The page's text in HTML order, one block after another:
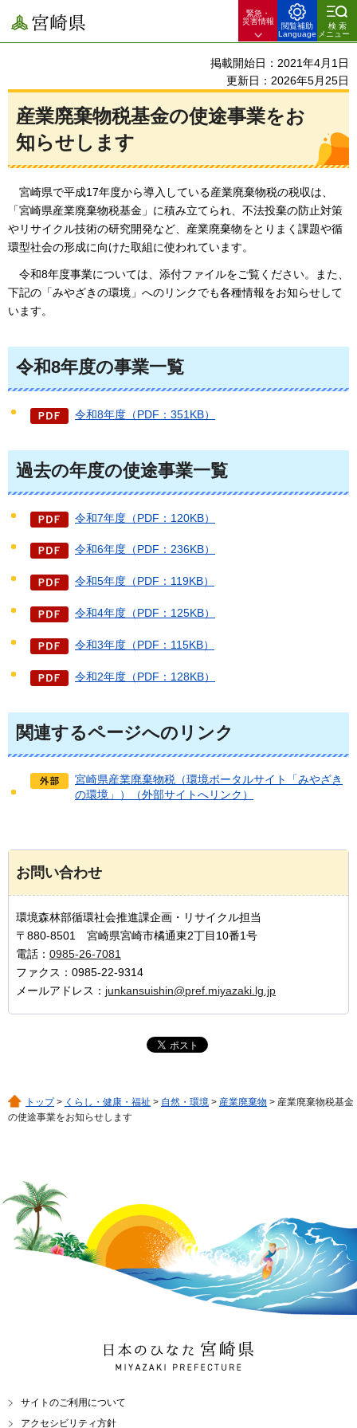
宮崎県
緊急・
災害情報
閲覧補助
Language
検索
メニュー
掲載開始日：2021年4月1日
更新日：2026年5月25日
産業廃棄物税基金の使途事業をお
知らせします
宮崎県で平成17年度から導入している産業廃棄物税の税収は、
「宮崎県産業廃棄物税基金」に積み立てられ、不法投棄の防止対策
やリサイクル技術の研究開発など、産業廃棄物をとりまく課題や循
環型社会の形成に向けた取組に使われています。
令和8年度事業については、 添付ファイルをご覧ください。また、
下記の「みやざきの環境」へのリンクでも各種情報をお知らせして
います。
令和8年度の事業一覧
令和8年度（PDF：351KB）
過去の年度の使途事業一覧
令和7年度（PDF：120KB）
令和6年度（PDF：236KB）
令和5年度（PDF：119KB）
令和4年度（PDF：125KB）
令和3年度（PDF：115KB）
令和2年度（PDF：128KB）
関連するページへのリンク
宮崎県産業廃棄物税（環境ポータルサイト「みやざき
の環境」）（外部サイトへリンク）
お問い合わせ
環境森林部循環社会推進課企画・リサイクル担当
〒880-8501 宮崎県宮崎市橘通東2丁目10番1号
電話： 0985-26-7081
ファクス：0985-22-9314
メールアドレス： junkansuishin@pref.miyazaki.lg.jp
トップ> くらし・健康・福祉 > 自然・環境 > 産業廃棄物 > 産業廃棄物税基金
の使途事業をお知らせします
日本のひなた 宮崎県
MIYAZAKI PREFECTURE
サイトのご利用について
アクセシビリティ方針